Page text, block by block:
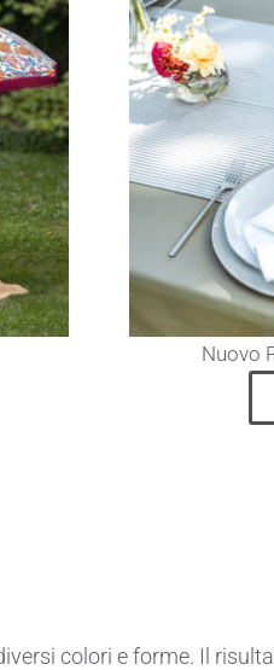
Nuovo
colori e forme. Il